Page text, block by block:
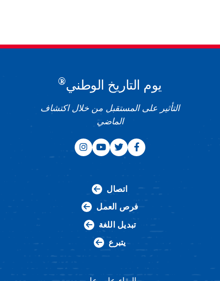
يوم التاريخ الوطني®
التأثير على المستقبل من خلال اكتشاف
الماضي
اتصال
فرص العمل
تبديل اللغة
يتبرع